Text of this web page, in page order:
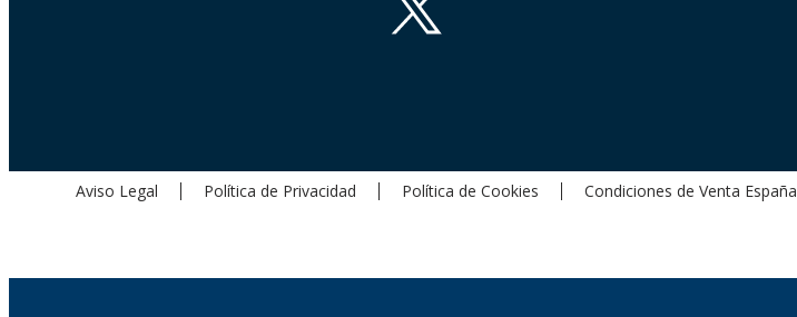
Aviso Legal Política de Privacidad Política de Cookies Condiciones de Venta España